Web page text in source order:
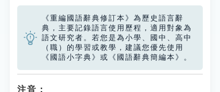
《重編國語辭典修訂本》為歷史語言辭
典，主要記錄語言使用歷程，適用對象為
語文研究者。若您是為小學、國中、高中
（職）的學習或教學，建議您優先使用
《國語小字典》或《國語辭典簡編本》。
注音：